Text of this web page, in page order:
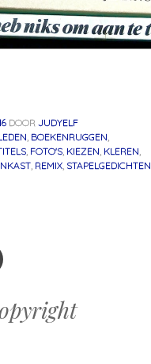
DOOR JUDYELF
BOEKENRUGGEN
FOTO'S KIEZEN KLEREN
REMIX STAPELGEDICHTEN